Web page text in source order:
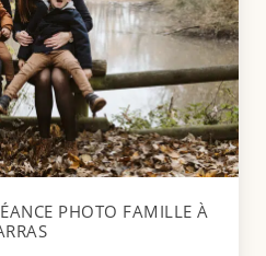
PHOTO FAMILLE À